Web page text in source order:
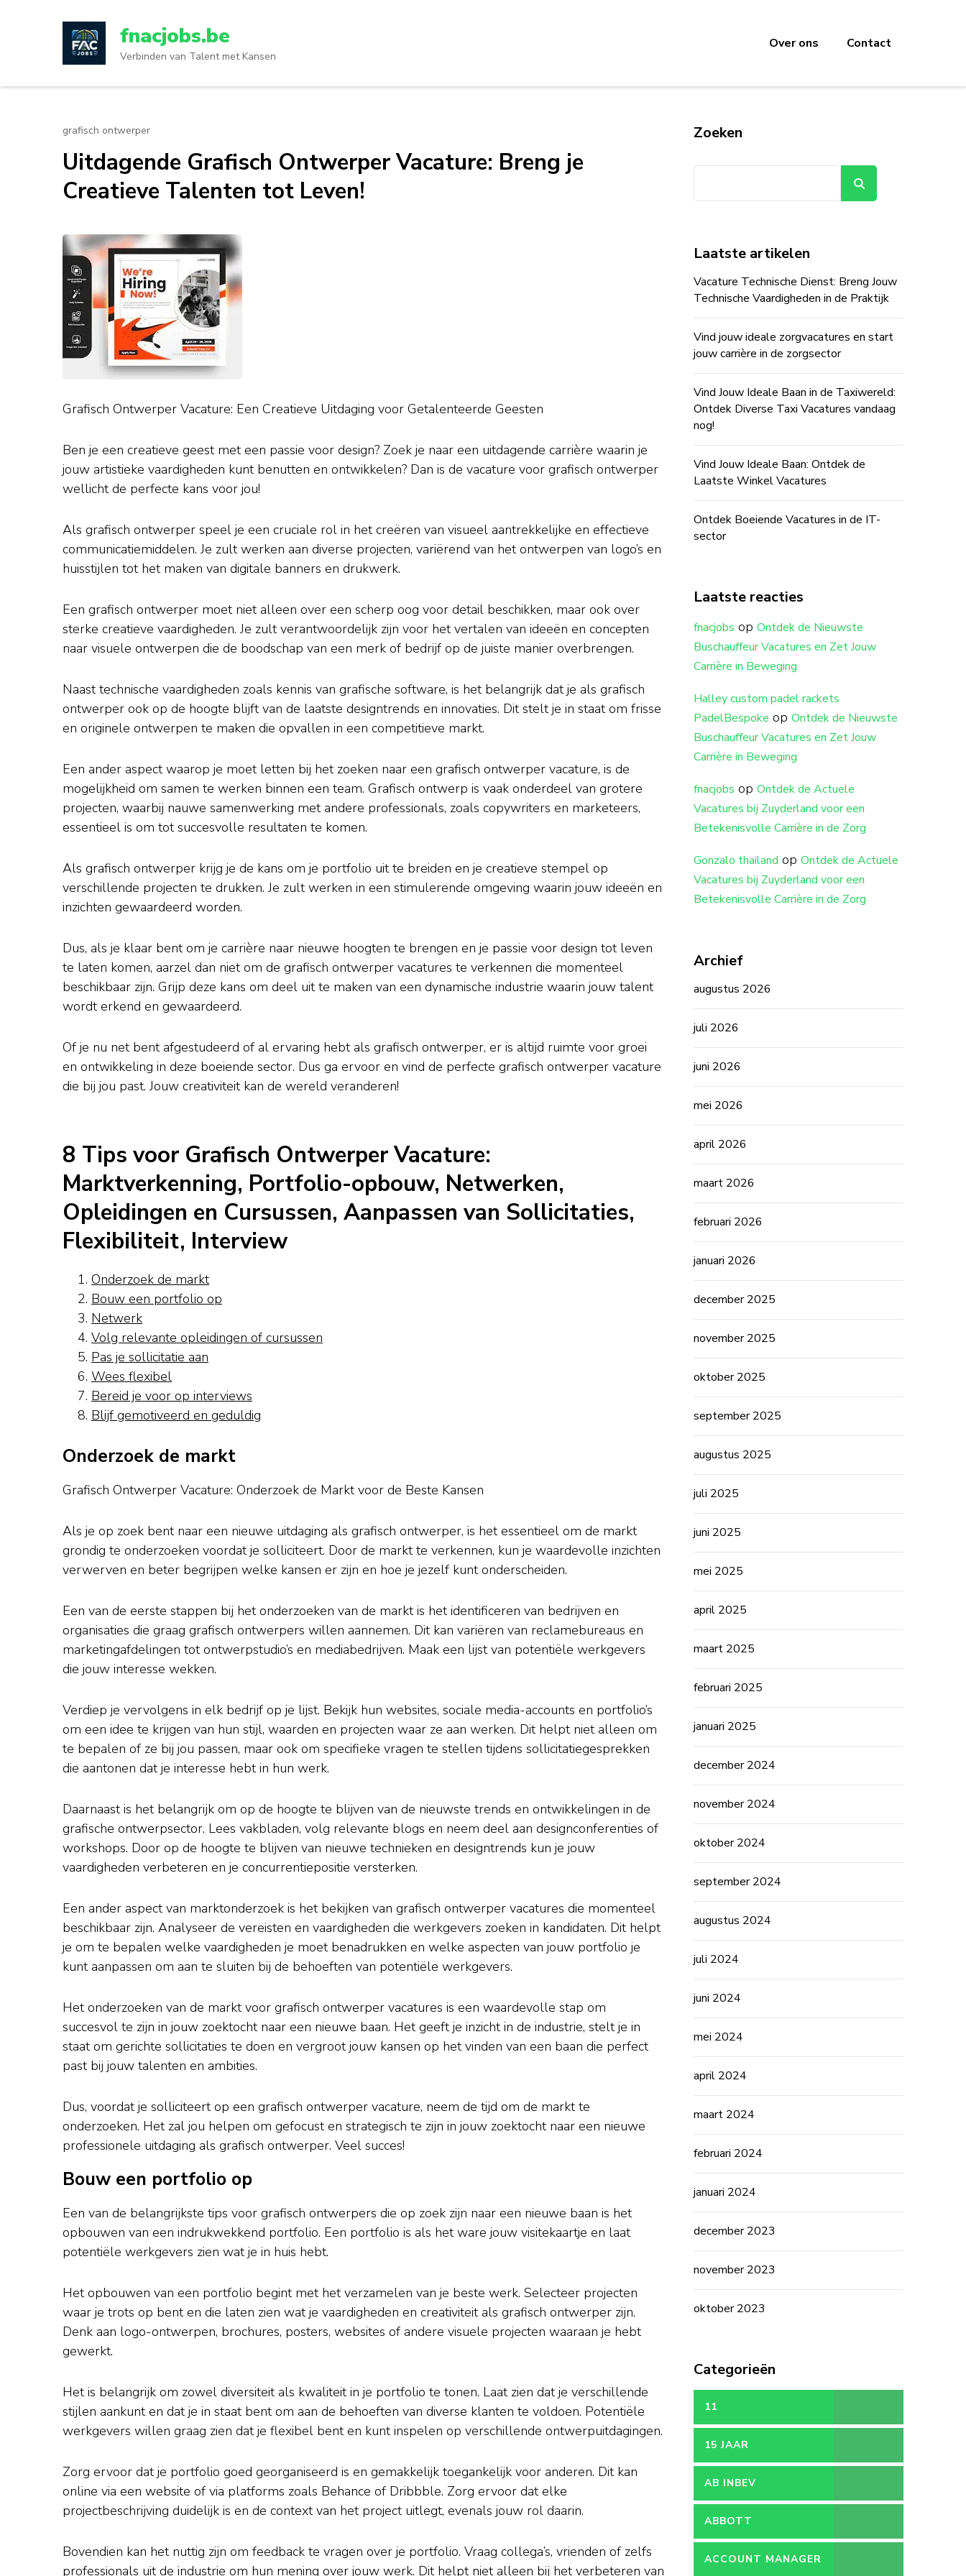
op
fnacjobs.be
Verbinden van Talent met Kansen
Over ons Contact
grafisch ontwerper
Uitdagende Grafisch Ontwerper Vacature: Breng je
Creatieve Talenten tot Leven!
Grafisch Ontwerper Vacature: Een Creatieve Uitdaging voor Getalenteerde Geesten
Ben je een creatieve geest met een passie voor design? Zoek je naar een uitdagende carrière waarin je
jouw artistieke vaardigheden kunt benutten en ontwikkelen? Dan is de vacature voor grafisch ontwerper
wellicht de perfecte kans voor jou!
Als grafisch ontwerper speel je een cruciale rol in het creëren van visueel aantrekkelijke en effectieve
communicatiemiddelen. Je zult werken aan diverse projecten, variërend van het ontwerpen van logo’s en
huisstijlen tot het maken van digitale banners en drukwerk.
Een grafisch ontwerper moet niet alleen over een scherp oog voor detail beschikken, maar ook over
sterke creatieve vaardigheden. Je zult verantwoordelijk zijn voor het vertalen van ideeën en concepten
naar visuele ontwerpen die de boodschap van een merk of bedrijf op de juiste manier overbrengen.
Naast technische vaardigheden zoals kennis van grafische software, is het belangrijk dat je als grafisch
ontwerper ook op de hoogte blijft van de laatste designtrends en innovaties. Dit stelt je in staat om frisse
en originele ontwerpen te maken die opvallen in een competitieve markt.
Een ander aspect waarop je moet letten bij het zoeken naar een grafisch ontwerper vacature, is de
mogelijkheid om samen te werken binnen een team. Grafisch ontwerp is vaak onderdeel van grotere
projecten, waarbij nauwe samenwerking met andere professionals, zoals copywriters en marketeers,
essentieel is om tot succesvolle resultaten te komen.
Als grafisch ontwerper krijg je de kans om je portfolio uit te breiden en je creatieve stempel op
verschillende projecten te drukken. Je zult werken in een stimulerende omgeving waarin jouw ideeën en
inzichten gewaardeerd worden.
Dus, als je klaar bent om je carrière naar nieuwe hoogten te brengen en je passie voor design tot leven
te laten komen, aarzel dan niet om de grafisch ontwerper vacatures te verkennen die momenteel
beschikbaar zijn. Grijp deze kans om deel uit te maken van een dynamische industrie waarin jouw talent
wordt erkend en gewaardeerd.
Of je nu net bent afgestudeerd of al ervaring hebt als grafisch ontwerper, er is altijd ruimte voor groei
en ontwikkeling in deze boeiende sector. Dus ga ervoor en vind de perfecte grafisch ontwerper vacature
die bij jou past. Jouw creativiteit kan de wereld veranderen!
8 Tips voor Grafisch Ontwerper Vacature:
Marktverkenning, Portfolio-opbouw, Netwerken,
Opleidingen en Cursussen, Aanpassen van Sollicitaties,
Flexibiliteit, Interview
Onderzoek de markt
Bouw een portfolio op
Netwerk
Volg relevante opleidingen of cursussen
Pas je sollicitatie aan
Wees flexibel
Bereid je voor op interviews
Blijf gemotiveerd en geduldig
Onderzoek de markt
Grafisch Ontwerper Vacature: Onderzoek de Markt voor de Beste Kansen
Als je op zoek bent naar een nieuwe uitdaging als grafisch ontwerper, is het essentieel om de markt
grondig te onderzoeken voordat je solliciteert. Door de markt te verkennen, kun je waardevolle inzichten
verwerven en beter begrijpen welke kansen er zijn en hoe je jezelf kunt onderscheiden.
Een van de eerste stappen bij het onderzoeken van de markt is het identificeren van bedrijven en
organisaties die graag grafisch ontwerpers willen aannemen. Dit kan variëren van reclamebureaus en
marketingafdelingen tot ontwerpstudio’s en mediabedrijven. Maak een lijst van potentiële werkgevers
die jouw interesse wekken.
Verdiep je vervolgens in elk bedrijf op je lijst. Bekijk hun websites, sociale media-accounts en portfolio’s
om een idee te krijgen van hun stijl, waarden en projecten waar ze aan werken. Dit helpt niet alleen om
te bepalen of ze bij jou passen, maar ook om specifieke vragen te stellen tijdens sollicitatiegesprekken
die aantonen dat je interesse hebt in hun werk.
Daarnaast is het belangrijk om op de hoogte te blijven van de nieuwste trends en ontwikkelingen in de
grafische ontwerpsector. Lees vakbladen, volg relevante blogs en neem deel aan designconferenties of
workshops. Door op de hoogte te blijven van nieuwe technieken en designtrends kun je jouw
vaardigheden verbeteren en je concurrentiepositie versterken.
Een ander aspect van marktonderzoek is het bekijken van grafisch ontwerper vacatures die momenteel
beschikbaar zijn. Analyseer de vereisten en vaardigheden die werkgevers zoeken in kandidaten. Dit helpt
je om te bepalen welke vaardigheden je moet benadrukken en welke aspecten van jouw portfolio je
kunt aanpassen om aan te sluiten bij de behoeften van potentiële werkgevers.
Het onderzoeken van de markt voor grafisch ontwerper vacatures is een waardevolle stap om
succesvol te zijn in jouw zoektocht naar een nieuwe baan. Het geeft je inzicht in de industrie, stelt je in
staat om gerichte sollicitaties te doen en vergroot jouw kansen op het vinden van een baan die perfect
past bij jouw talenten en ambities.
Dus, voordat je solliciteert op een grafisch ontwerper vacature, neem de tijd om de markt te
onderzoeken. Het zal jou helpen om gefocust en strategisch te zijn in jouw zoektocht naar een nieuwe
professionele uitdaging als grafisch ontwerper. Veel succes!
Bouw een portfolio op
Een van de belangrijkste tips voor grafisch ontwerpers die op zoek zijn naar een nieuwe baan is het
opbouwen van een indrukwekkend portfolio. Een portfolio is als het ware jouw visitekaartje en laat
potentiële werkgevers zien wat je in huis hebt.
Het opbouwen van een portfolio begint met het verzamelen van je beste werk. Selecteer projecten
waar je trots op bent en die laten zien wat je vaardigheden en creativiteit als grafisch ontwerper zijn.
Denk aan logo-ontwerpen, brochures, posters, websites of andere visuele projecten waaraan je hebt
gewerkt.
Het is belangrijk om zowel diversiteit als kwaliteit in je portfolio te tonen. Laat zien dat je verschillende
stijlen aankunt en dat je in staat bent om aan de behoeften van diverse klanten te voldoen. Potentiële
werkgevers willen graag zien dat je flexibel bent en kunt inspelen op verschillende ontwerpuitdagingen.
Zorg ervoor dat je portfolio goed georganiseerd is en gemakkelijk toegankelijk voor anderen. Dit kan
online via een website of via platforms zoals Behance of Dribbble. Zorg ervoor dat elke
projectbeschrijving duidelijk is en de context van het project uitlegt, evenals jouw rol daarin.
Bovendien kan het nuttig zijn om feedback te vragen over je portfolio. Vraag collega’s, vrienden of zelfs
professionals uit de industrie om hun mening over jouw werk. Dit helpt niet alleen bij het verbeteren van
Zoeken
Laatste artikelen
Vacature Technische Dienst: Breng Jouw
Technische Vaardigheden in de Praktijk
Vind jouw ideale zorgvacatures en start
jouw carrière in de zorgsector
Vind Jouw Ideale Baan in de Taxiwereld:
Ontdek Diverse Taxi Vacatures vandaag
nog!
Vind Jouw Ideale Baan: Ontdek de
Laatste Winkel Vacatures
Ontdek Boeiende Vacatures in de IT-
sector
Laatste reacties
fnacjobs op Ontdek de Nieuwste
Buschauffeur Vacatures en Zet Jouw
Carrière in Beweging
Halley custom padel rackets
PadelBespoke op Ontdek de Nieuwste
Buschauffeur Vacatures en Zet Jouw
Carrière in Beweging
fnacjobs op Ontdek de Actuele
Vacatures bij Zuyderland voor een
Betekenisvolle Carrière in de Zorg
Gonzalo thailand op Ontdek de Actuele
Vacatures bij Zuyderland voor een
Betekenisvolle Carrière in de Zorg
Archief
augustus 2026
juli 2026
juni 2026
mei 2026
april 2026
maart 2026
februari 2026
januari 2026
december 2025
november 2025
oktober 2025
september 2025
augustus 2025
juli 2025
juni 2025
mei 2025
april 2025
maart 2025
februari 2025
januari 2025
december 2024
november 2024
oktober 2024
september 2024
augustus 2024
juli 2024
juni 2024
mei 2024
april 2024
maart 2024
februari 2024
januari 2024
december 2023
november 2023
oktober 2023
Categorieën
11
15 JAAR
AB INBEV
ABBOTT
ACCOUNT MANAGER